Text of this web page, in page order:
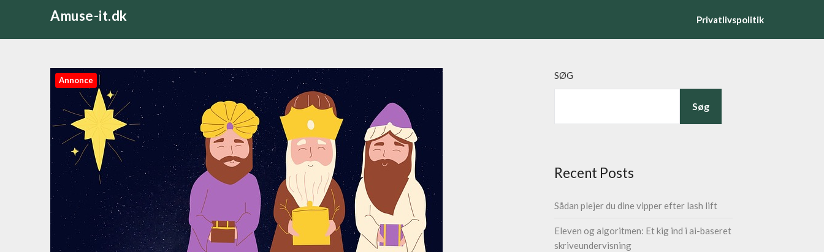
content
Amuse-it.dk Privatlivspolitik
Annonce SØG
Søg
Recent Posts
Sådan plejer du dine vipper efter lash lift
Eleven og algoritmen: Et kig ind i ai-baseret
skriveundervisning